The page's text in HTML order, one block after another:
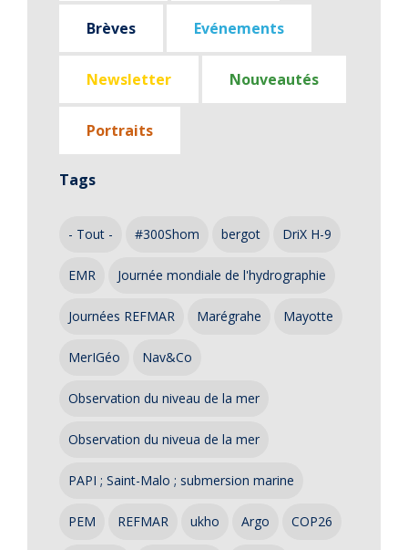
Brèves Evénements
Newsletter Nouveautés
Portraits
Tags
- Tout - #300Shom bergot DriX H-9
EMR Journée mondiale de l'hydrographie
Journées REFMAR Marégrahe Mayotte
MerIGéo Nav&Co
Observation du niveau de la mer
Observation du niveua de la mer
PAPI ; Saint-Malo ; submersion marine
PEM REFMAR ukho Argo COP26